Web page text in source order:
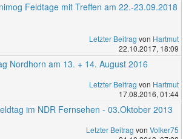
Feldtage mit Treffen am 22.-23.09.2018
Letzter Beitrag von Hartmut
22.10.2017, 18:09
Nordhorn am 13. + 14. August 2016
Letzter Beitrag von Hartmut
17.08.2016, 01:44
im NDR Fernsehen - 03.Oktober 2013
Letzter Beitrag von Volker75